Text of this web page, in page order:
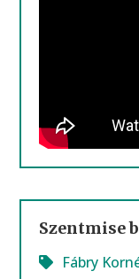
Szentmise
Fábry